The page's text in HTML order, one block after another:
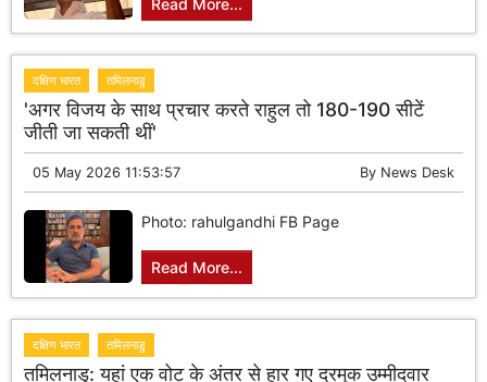
दक्षिण भारत तमिलनाडु
'अगर विजय के साथ प्रचार करते राहुल तो 180-190 सीटें
जीती जा सकती थीं'
05 May 2026 11:53:57 By News Desk
Photo: rahulgandhi FB Page
Read More...
दक्षिण भारत तमिलनाडु
तमिलनाडु: यहां एक वोट के अंतर से हार गए द्रमुक उम्मीदवार